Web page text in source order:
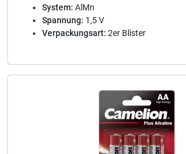
System: AlMn
Spannung: 1,5 V
Verpackungsart: 2er Blister